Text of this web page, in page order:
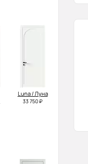
Luna / Луна
33 750 ₽